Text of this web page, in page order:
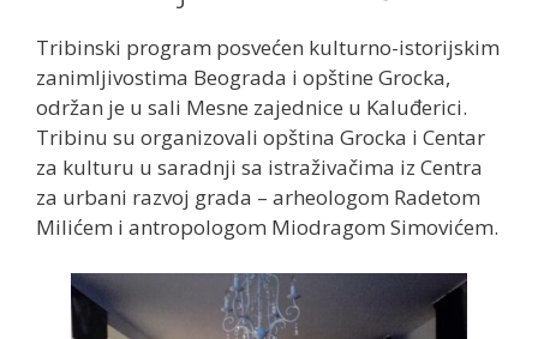
Tribinski program posvećen kulturno-istorijskim
zanimljivostima Beograda i opštine Grocka,
održan je u sali Mesne zajednice u Kaluđerici.
Tribinu su organizovali opština Grocka i Centar
za kulturu u saradnji sa istraživačima iz Centra
za urbani razvoj grada – arheologom Radetom
Milićem i antropologom Miodragom Simovićem.